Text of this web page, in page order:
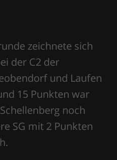
zeichnete sich
der C2 der
und Laufen
15 Punkten war
noch
SG mit 2 Punkten